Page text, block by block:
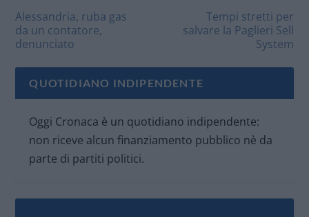
Alessandria, ruba gas
da un contatore,
denunciato
Tempi stretti per
salvare la Paglieri Sell
System
QUOTIDIANO INDIPENDENTE
Oggi Cronaca è un quotidiano indipendente:
non riceve alcun finanziamento pubblico nè da
parte di partiti politici.